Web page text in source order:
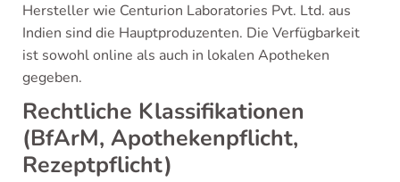
Hersteller wie Centurion Laboratories Pvt. Ltd. aus
Indien sind die Hauptproduzenten. Die Verfügbarkeit
ist sowohl online als auch in lokalen Apotheken
gegeben.
Rechtliche Klassifikationen
(BfArM, Apothekenpflicht,
Rezeptpflicht)